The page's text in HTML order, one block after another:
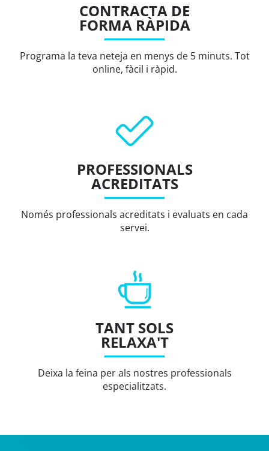
CONTRACTA DE
FORMA RÀPIDA
Programa la teva neteja en menys de 5 minuts. Tot
online, fàcil i ràpid.
PROFESSIONALS
ACREDITATS
Només professionals acreditats i evaluats en cada
servei.
TANT SOLS
RELAXA'T
Deixa la feina per als nostres professionals
especialitzats.